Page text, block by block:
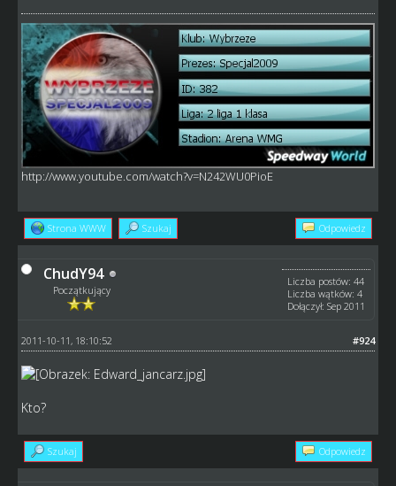
http://www.youtube.com/watch?v=N242WU0PioE
Strona WWW Szukaj Odpowiedz
ChudY94
Początkujący
Liczba postów: 44
Liczba wątków: 4
Dołączył: Sep 2011
#924
2011-10-11, 18:10:52
Kto?
Szukaj Odpowiedz